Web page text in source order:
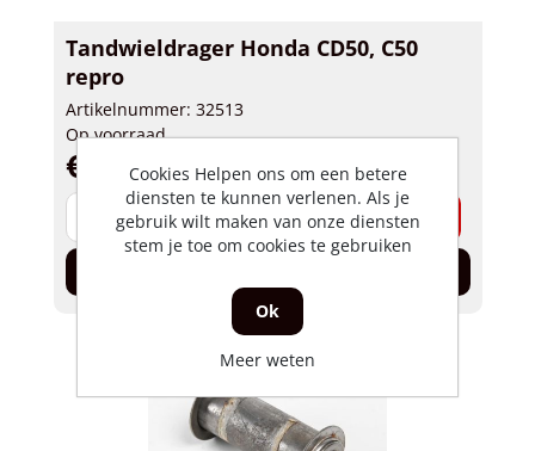
Tandwieldrager Honda CD50, C50
repro
Artikelnummer: 32513
Op voorraad
€ 39,95 incl. BTW
+
Cookies Helpen ons om een betere
diensten te kunnen verlenen. Als je
gebruik wilt maken van onze diensten
stem je toe om cookies te gebruiken
Ok
Meer weten